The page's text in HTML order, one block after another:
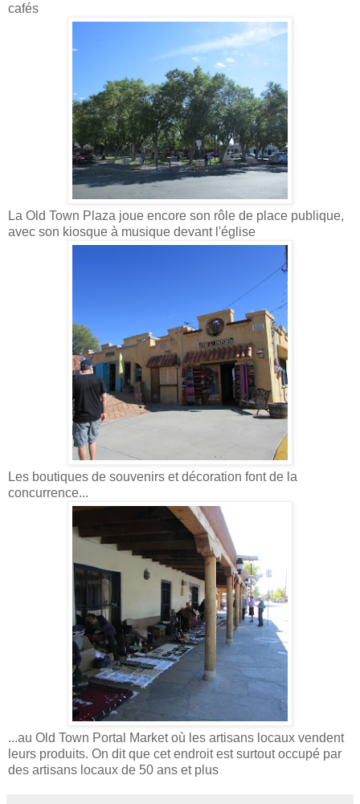
cafés
La Old Town Plaza joue encore son rôle de place publique,
avec son kiosque à musique devant l'église
Les boutiques de souvenirs et décoration font de la
concurrence...
...au Old Town Portal Market où les artisans locaux vendent
leurs produits. On dit que cet endroit est surtout occupé par
des artisans locaux de 50 ans et plus